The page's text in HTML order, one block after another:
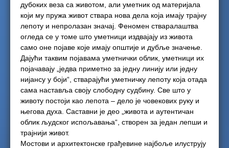
дубоких веза са животом, али уметник од материјала
који му пружа живот ствара нова дела која имају трајну
лепоту и непролазан значај. Феномен стваралаштва
огледа се у томе што уметници издвајају из живота
само оне појаве које имају општије и дубље значење.
Дајући таквим појавама уметнички облик, уметници их
појачавају „једва приметно за једну линију или једну
нијансу у боји“, стварајући уметничку лепоту која отада
сама наставља своју слободну судбину. Све што у
животу постоји као лепота – дело је човекових руку и
његова духа. Саставни је део „живота и аутентичан
облик људског испољавања“, створен за један лепши и
трајнији живот.
Мостови и архитектонске грађевине најбоље илуструју